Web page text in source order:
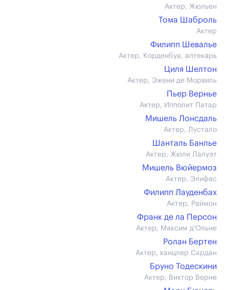
Актер, Жюльен
Тома Шаброль
Актер
Филипп Шевалье
Актер, Корденбуа, аптекарь
Циля Шелтон
Актер, Эжени де Морвиль
Пьер Вернье
Актер, Ипполит Патар
Мишель Лонсдаль
Актер, Лустало
Шанталь Банлье
Актер, Жюли Лалуэт
Мишель Вюйермоз
Актер, Элифас
Филипп Лауденбах
Актер, Раймон
Франк де ла Персон
Актер, Максим д’Ольне
Ролан Бертен
Актер, канцлер Сардан
Бруно Тодескини
Актер, Виктор Верне